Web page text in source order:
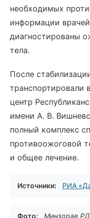
необходимых
информации
диагностированы
тела.
После
транспортировали
центр
имени А. В.
полный комплекс
противоожоговой
и общее лечение.
Источники: РИА
Фото: Минздрав РД